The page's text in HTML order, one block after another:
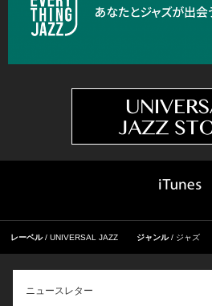
レーベル UNIVERSAL JAZZ ジャンル ジャズ
ニュースレター